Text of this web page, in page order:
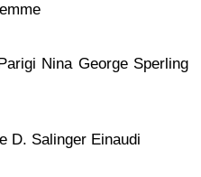
Nina George Sperling
D. Salinger Einaudi